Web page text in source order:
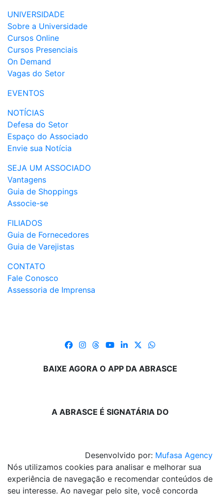
UNIVERSIDADE
Sobre a Universidade
Cursos Online
Cursos Presenciais
On Demand
Vagas do Setor
EVENTOS
NOTÍCIAS
Defesa do Setor
Espaço do Associado
Envie sua Notícia
SEJA UM ASSOCIADO
Vantagens
Guia de Shoppings
Associe-se
FILIADOS
Guia de Fornecedores
Guia de Varejistas
CONTATO
Fale Conosco
Assessoria de Imprensa
BAIXE AGORA O APP DA ABRASCE
A ABRASCE É SIGNATÁRIA DO
Desenvolvido por: Mufasa Agency
Nós utilizamos cookies para analisar e melhorar sua
experiência de navegação e recomendar conteúdos de
seu interesse. Ao navegar pelo site, você concorda